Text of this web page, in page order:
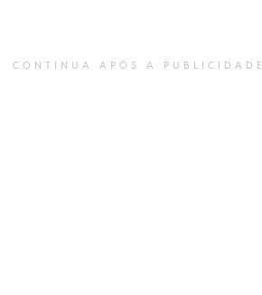
CONTINUA APÓS A PUBLICIDADE